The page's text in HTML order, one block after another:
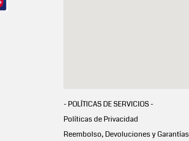
- POLÍTICAS DE SERVICIOS -
Políticas de Privacidad
Reembolso, Devoluciones y Garantías